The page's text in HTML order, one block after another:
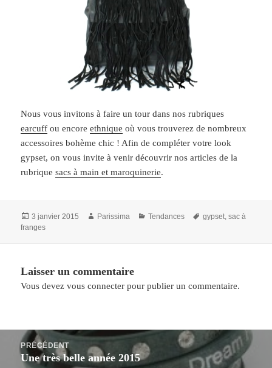
Nous vous invitons à faire un tour dans nos rubriques
earcuff ou encoreethnique où vous trouverez de nombreux
accessoires bohème chic ! Afin de compléter votre look
gypset, on vous invite à venir découvrir nos articles de la
rubriquesacs à main et maroquinerie.
Publié
le
3 janvier 2015 Auteur
Parissima Catégories
Tendances
Mots-
gypset ,sac à
franges
Laisser un commentaire
Vous devezvous connecter pour publier un commentaire.
Navigation
l’article
PRÉCÉDENT
Article
Une très belle année 2015